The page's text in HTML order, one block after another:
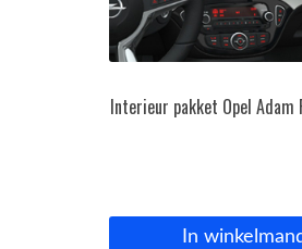
Interieur pakket Opel Adam
In